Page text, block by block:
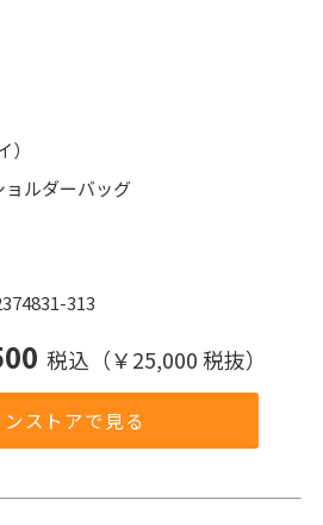
ルダーバッグ
313
税込（￥25,000 税抜）
ストアで見る